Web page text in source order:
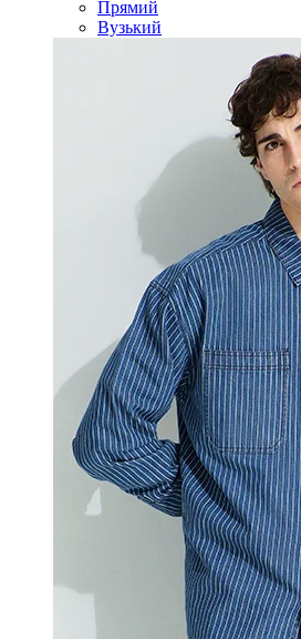
Прямий
Вузький